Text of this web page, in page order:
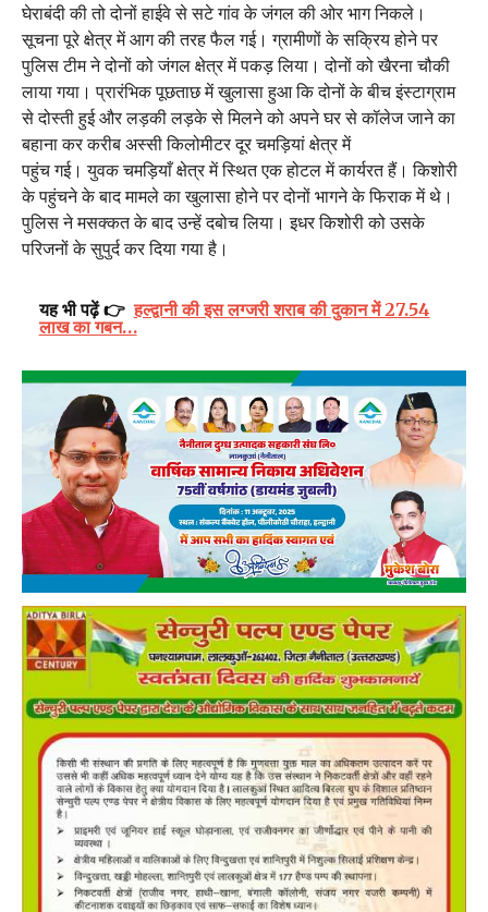
घेराबंदी की तो दोनों हाईवे से सटे गांव के जंगल की ओर भाग निकले।
सूचना पूरे क्षेत्र में आग की तरह फैल गई। ग्रामीणों के सक्रिय होने पर
पुलिस टीम ने दोनों को जंगल क्षेत्र में पकड़ लिया। दोनों को खैरना चौकी
लाया गया। प्रारंभिक पूछताछ में खुलासा हुआ कि दोनों के बीच इंस्टाग्राम
से दोस्ती हुई और लड़की लड़के से मिलने को अपने घर से कॉलेज जाने का
बहाना कर करीब अस्सी किलोमीटर दूर चमड़ियां क्षेत्र में
पहुंच गई। युवक चमड़ियाँ क्षेत्र में स्थित एक होटल में कार्यरत हैं। किशोरी
के पहुंचने के बाद मामले का खुलासा होने पर दोनों भागने के फिराक में थे।
पुलिस ने मसक्कत के बाद उन्हें दबोच लिया। इधर किशोरी को उसके
परिजनों के सुपुर्द कर दिया गया है।
यह भी पढ़ें 👉 हल्द्वानी की इस लग्जरी शराब की दुकान में 27.54
लाख का गबन…